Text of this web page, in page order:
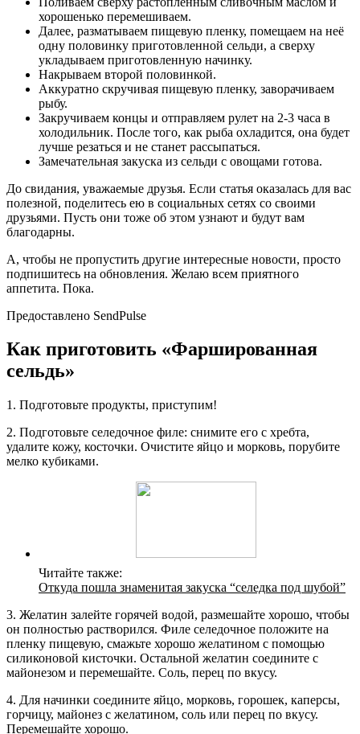
хорошенько перемешиваем.
Далее, разматываем пищевую пленку, помещаем на неё
одну половинку приготовленной сельди, а сверху
укладываем приготовленную начинку.
Накрываем второй половинкой.
Аккуратно скручивая пищевую пленку, заворачиваем
рыбу.
Закручиваем концы и отправляем рулет на 2-3 часа в
холодильник. После того, как рыба охладится, она будет
лучше резаться и не станет рассыпаться.
Замечательная закуска из сельди с овощами готова.
До свидания, уважаемые друзья. Если статья оказалась для вас
полезной, поделитесь ею в социальных сетях со своими
друзьями. Пусть они тоже об этом узнают и будут вам
благодарны.
А, чтобы не пропустить другие интересные новости, просто
подпишитесь на обновления. Желаю всем приятного
аппетита. Пока.
Предоставлено SendPulse
Как приготовить «Фаршированная
сельдь»
1. Подготовьте продукты, приступим!
2. Подготовьте селедочное филе: снимите его с хребта,
удалите кожу, косточки. Очистите яйцо и морковь, порубите
мелко кубиками.
Читайте также:
Откуда пошла знаменитая закуска “селедка под шубой”
3. Желатин залейте горячей водой, размешайте хорошо, чтобы
он полностью растворился. Филе селедочное положите на
пленку пищевую, смажьте хорошо желатином с помощью
силиконовой кисточки. Остальной желатин соедините с
майонезом и перемешайте. Соль, перец по вкусу.
4. Для начинки соедините яйцо, морковь, горошек, каперсы,
горчицу, майонез с желатином, соль или перец по вкусу.
Перемешайте хорошо.